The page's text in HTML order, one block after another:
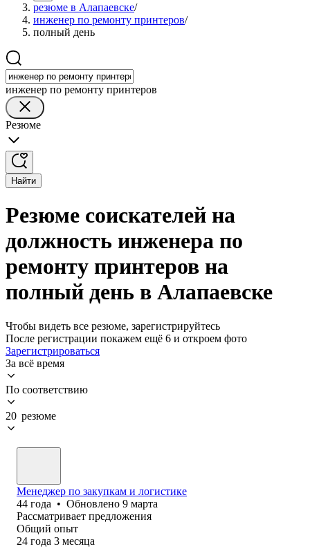
резюме в Алапаевске/
инженер по ремонту принтеров/
полный день
инженер по ремонту принтеров
Резюме
Найти
Резюме соискателей на
должность инженера по
ремонту принтеров на
полный день в Алапаевске
Чтобы видеть все резюме, зарегистрируйтесь
После регистрации покажем ещё 6 и откроем фото
Зарегистрироваться
За всё время
По соответствию
20 резюме
Менеджер по закупкам и логистике
44 года • Обновлено 9 марта
Рассматривает предложения
Общий опыт
24 года 3 месяца